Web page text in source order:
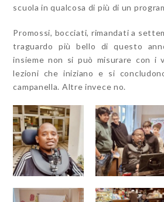
scuola in qualcosa di più di un
Promossi, bocciati, rimandati a
traguardo più bello di questo
insieme non si può misurare con i
lezioni che iniziano e si
campanella. Altre invece no.